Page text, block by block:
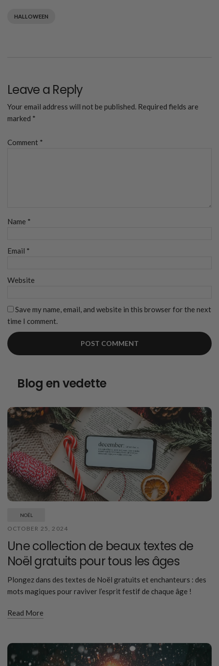
HALLOWEEN
Leave a Reply
Your email address will not be published. Required fields are
marked *
Comment *
Name *
Email *
Website
Save my name, email, and website in this browser for the next
time I comment.
Blog en vedette
NOËL
OCTOBER 25, 2024
Une collection de beaux textes de
Noël gratuits pour tous les âges
Plongez dans des textes de Noël gratuits et enchanteurs : des
mots magiques pour raviver l’esprit festif de chaque âge !
Read More